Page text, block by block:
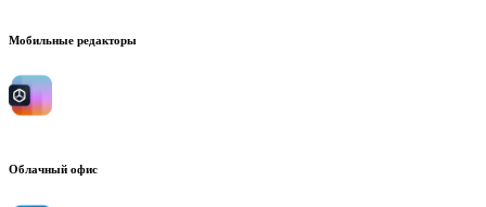
Мобильные редакторы
Облачный офис